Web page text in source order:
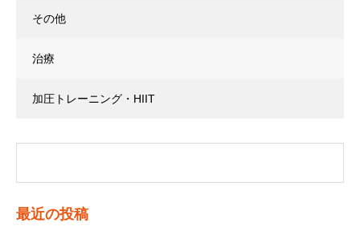
その他
治療
加圧トレーニング・HIIT
最近の投稿